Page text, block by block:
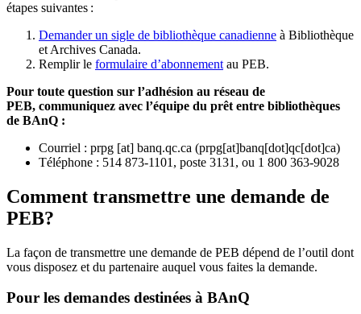
étapes suivantes :
Demander un sigle de bibliothèque canadienne à Bibliothèque
et Archives Canada.
Remplir le formulaire d’abonnement au PEB.
Pour toute question sur l’adhésion au réseau de
PEB, communiquez avec l’équipe du prêt entre bibliothèques
de BAnQ :
Courriel : prpg [at] banq.qc.ca (prpg[at]banq[dot]qc[dot]ca)
Téléphone : 514 873-1101, poste 3131, ou 1 800 363-9028
Comment transmettre une demande de
PEB?
La façon de transmettre une demande de PEB dépend de l’outil dont
vous disposez et du partenaire auquel vous faites la demande.
Pour les demandes destinées à BAnQ